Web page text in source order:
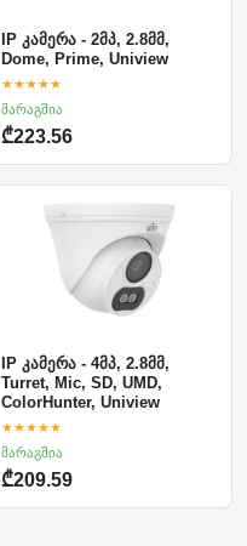
IP კამერა - 2მპ, 2.8მმ,
Dome, Prime, Uniview
★★★★★
მარაგშია
₾223.56
IP კამერა - 4მპ, 2.8მმ,
Turret, Mic, SD, UMD,
ColorHunter, Uniview
★★★★★
მარაგშია
₾209.59